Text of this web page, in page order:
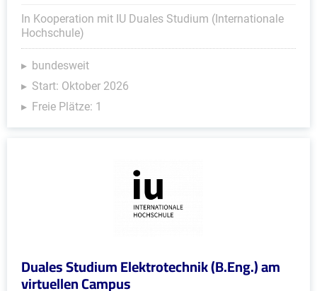
In Kooperation mit IU Duales Studium (Internationale
Hochschule)
bundesweit
Start: Oktober 2026
Freie Plätze: 1
Duales Studium Elektrotechnik (B.Eng.) am
virtuellen Campus